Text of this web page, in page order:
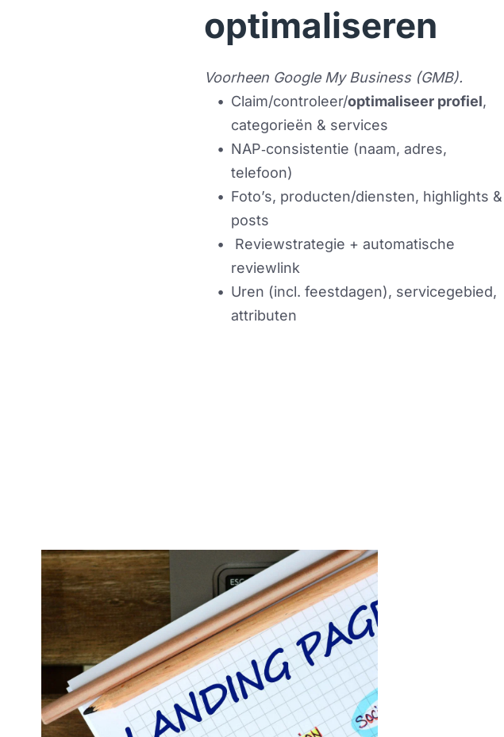
optimaliseren
Voorheen Google My Business (GMB).
Claim/controleer/optimaliseer profiel,
categorieën & services
NAP‑consistentie (naam, adres,
telefoon)
Foto’s, producten/diensten, highlights &
posts
Reviewstrategie + automatische
reviewlink
Uren (incl. feestdagen), servicegebied,
attributen